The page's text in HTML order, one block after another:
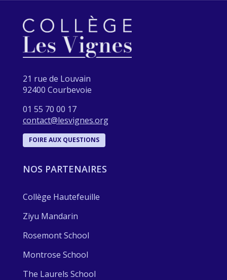
21 rue de Louvain
92400 Courbevoie
01 55 70 00 17
contact@lesvignes.org
FOIRE AUX QUESTIONS
NOS PARTENAIRES
Collège Hautefeuille
Ziyu Mandarin
Rosemont School
Montrose School
The Laurels School